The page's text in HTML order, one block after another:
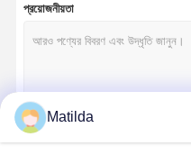
প্রয়োজনীয়তা
Matilda